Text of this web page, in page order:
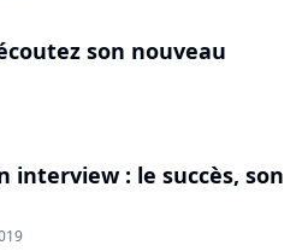
son nouveau
interview : le succès, son